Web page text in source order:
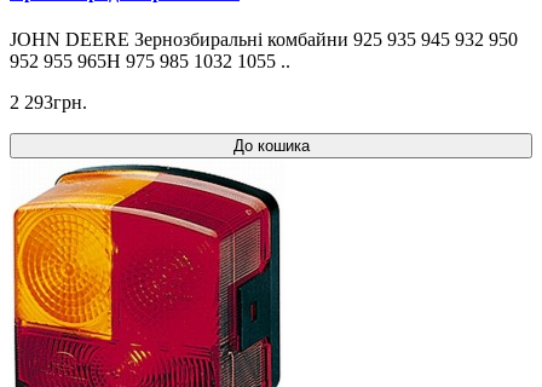
JOHN DEERE Зернозбиральні комбайни 925 935 945 932 950
952 955 965H 975 985 1032 1055 ..
2 293грн.
До кошика